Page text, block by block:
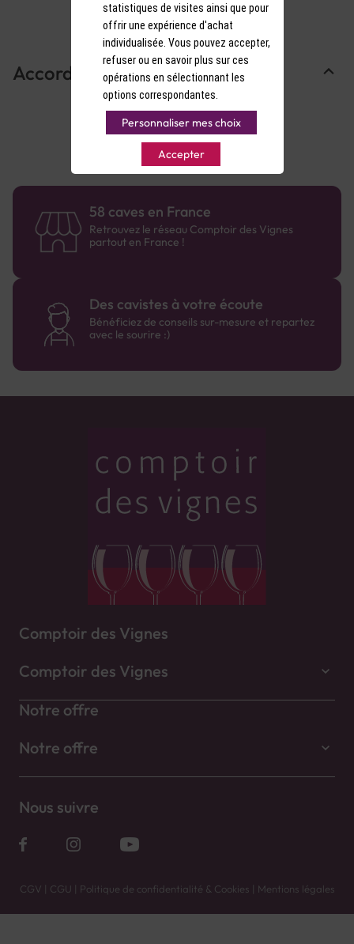
Accords Mets & Vins
58 caves en France
Retrouvez le réseau Comptoir des Vignes
partout en France !
Des cavistes à votre écoute
Bénéficiez de conseils sur-mesure et repartez
avec le sourire :)
Comptoir des Vignes
Comptoir des Vignes
Notre offre
Notre offre
Nous suivre
CGV | CGU | Politique de confidentialité & Cookies | Mentions légales
statistiques de visites ainsi que pour
offrir une expérience d'achat
individualisée. Vous pouvez accepter,
refuser ou en savoir plus sur ces
opérations en sélectionnant les
options correspondantes.
Personnaliser mes choix
Accepter